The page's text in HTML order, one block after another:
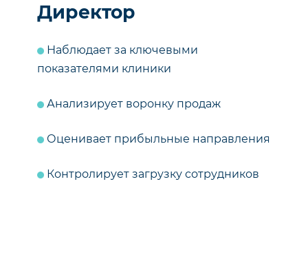
Директор
Наблюдает за ключевыми
показателями клиники
Анализирует воронку продаж
Оценивает прибыльные направления
Контролирует загрузку сотрудников